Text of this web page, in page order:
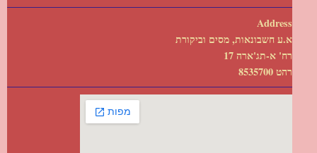
Address
א.ע חשבונאות, מסים וביקורת
רח' א-תג'ארה 17
רהט 8535700